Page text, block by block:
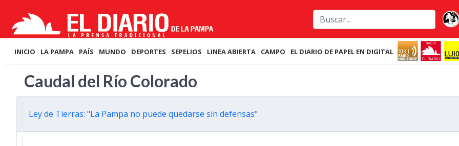
INICIO LA PAMPA PAÍS MUNDO DEPORTES SEPELIOS LINEA ABIERTA CAMPO EL DIARIO DE PAPEL EN DIGITAL
Caudal del Río Colorado
Ley de Tierras: "La Pampa no puede quedarse sin defensas"